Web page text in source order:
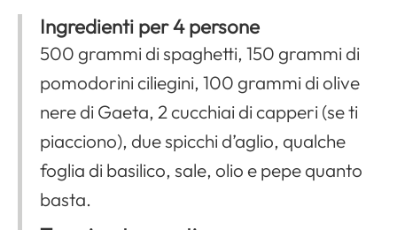
Ingredienti per 4 persone
500 grammi di spaghetti, 150 grammi di
pomodorini ciliegini, 100 grammi di olive
nere di Gaeta, 2 cucchiai di capperi (se ti
piacciono), due spicchi d’aglio, qualche
foglia di basilico, sale, olio e pepe quanto
basta.